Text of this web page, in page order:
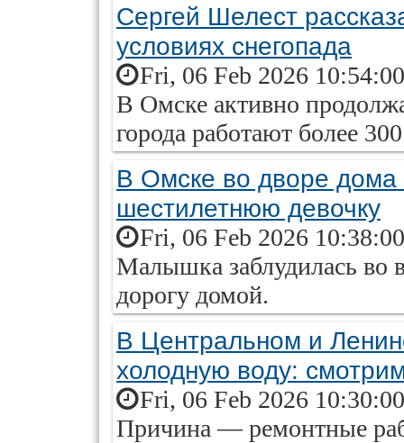
Сергей Шелест
условиях снегопада
Fri, 06 Feb 2026
В Омске активно
города работают более
В Омске во дворе
шестилетнюю девочку
Fri, 06 Feb 2026
Малышка заблудилась во
дорогу домой.
В Центральном и
холодную воду:
Fri, 06 Feb 2026
Причина — ремонтные